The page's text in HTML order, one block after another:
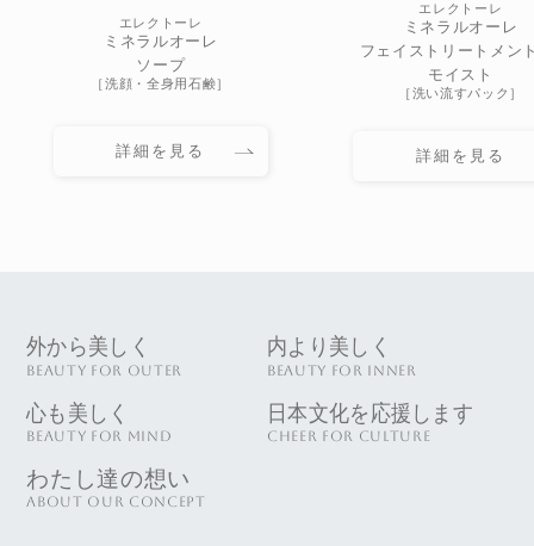
エレクトーレ
ミネラルオーレ
ソープ
［洗顔・全身用石鹸］
詳細を見る
エレクトーレ
ミネラルオーレ
フェイストリートメン
モイスト
［洗い流すパック］
詳細を見る
外から美しく
BEAUTY FOR OUTER
内より美しく
BEAUTY FOR INNER
心も美しく
BEAUTY FOR MIND
日本文化を応援します
CHEER FOR CULTURE
わたし達の想い
ABOUT OUR CONCEPT